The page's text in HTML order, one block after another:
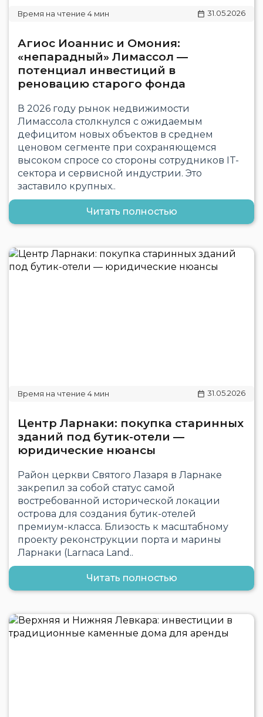
31.05.2026
Агиос Иоаннис и Омония:
«непарадный» Лимассол —
потенциал инвестиций в
реновацию старого фонда
В 2026 году рынок недвижимости
Лимассола столкнулся с ожидаемым
дефицитом новых объектов в среднем
ценовом сегменте при сохраняющемся
высоком спросе со стороны сотрудников IT-
сектора и сервисной индустрии. Это
заставило крупных..
Читать полностью
31.05.2026
Центр Ларнаки: покупка старинных
зданий под бутик-отели —
юридические нюансы
Район церкви Святого Лазаря в Ларнаке
закрепил за собой статус самой
востребованной исторической локации
острова для создания бутик-отелей
премиум-класса. Близость к масштабному
проекту реконструкции порта и марины
Ларнаки (Larnaca Land..
Читать полностью